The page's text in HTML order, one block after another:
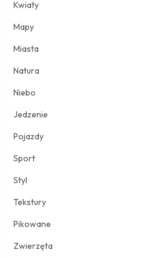
Kwiaty
Mapy
Miasta
Natura
Niebo
Jedzenie
Pojazdy
Sport
Styl
Tekstury
Pikowane
Zwierzęta